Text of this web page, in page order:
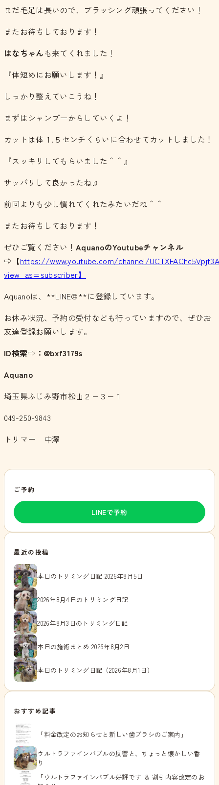
まだ毛足は長いので、ブラッシング頑張ってください！
またお待ちしております！
はなちゃんも来てくれました！
『体短めにお願いします！』
しっかり整えていこうね！
まずはシャンプーからしていくよ！
カットは体１.５センチくらいに合わせてカットしました！
『スッキリしてもらいました＾＾』
サッパリして良かったね♫
前回よりも少し慣れてくれたみたいだね＾＾
またお待ちしております！
ぜひご覧ください！ AquanoのYoutubeチャンネル
⇨【https://www.youtube.com/channel/
view_as=subscriber】
Aquanoは、**LINE@**に登録しています。
お休み状況、予約の受付なども行っていますので、ぜひお
友達登録お願いします。
ID検索⇨：@bxf3179s
Aquano
埼玉県ふじみ野市松山２−３−１
049-250-9843
トリマー 中澤
ご予約
LINEで予約
最近の投稿
本日のトリミング日記 2026年8月5日
2026年8月4日のトリミング日記
2026年8月3日のトリミング日記
本日の施術まとめ 2026年8月2日
本日のトリミング日記（2026年8月1日）
おすすめ記事
「料金改定のお知らせと新しい歯ブラシのご案内」
ウルトラファインバブルの反響と、ちょっと懐かしい香
り
「ウルトラファインバブル好評です ＆ 割引内容改定のお